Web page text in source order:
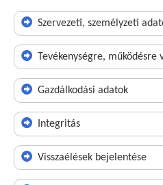
Szervezeti, személyzeti
Tevékenységre, működésre
Gazdálkodási adatok
Integritás
Visszaélések bejelentése